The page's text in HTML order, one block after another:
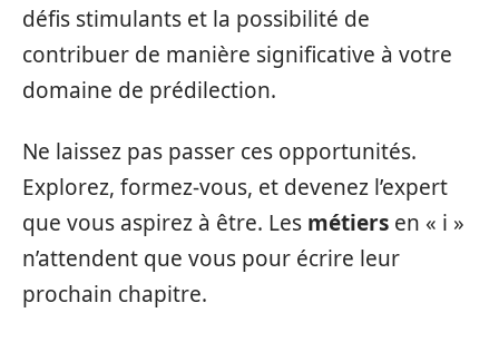
défis stimulants et la possibilité de
contribuer de manière significative à votre
domaine de prédilection.
Ne laissez pas passer ces opportunités.
Explorez, formez-vous, et devenez l’expert
que vous aspirez à être. Les métiers en « i »
n’attendent que vous pour écrire leur
prochain chapitre.